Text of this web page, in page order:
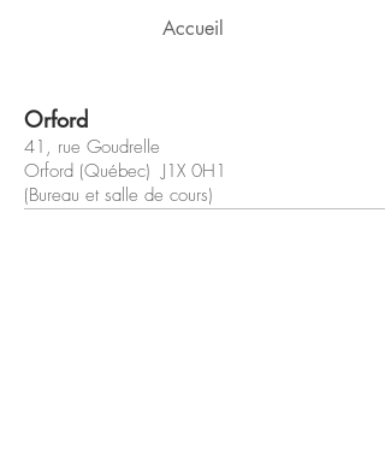
Accueil
Orford
41, rue Goudrelle
Orford (Québec) J1X 0H1
(Bureau et salle de cours)